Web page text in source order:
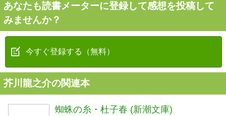
あなたも読書メーターに登録して感想を投稿して
みませんか？
今すぐ登録する（無料）
芥川龍之介の関連本
蜘蛛の糸・杜子春 (新潮文庫)